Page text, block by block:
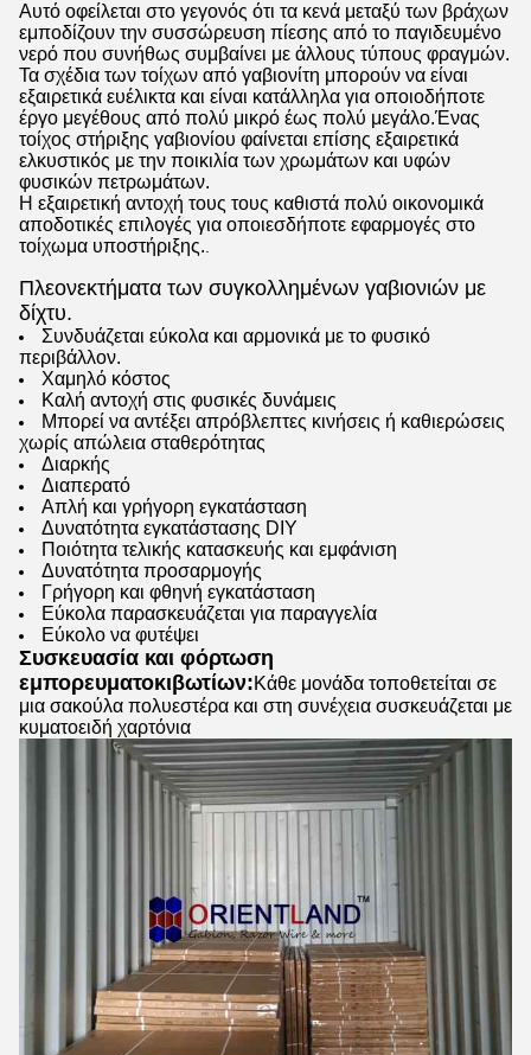
Αυτό οφείλεται στο γεγονός ότι τα κενά μεταξύ των βράχων
εμποδίζουν την συσσώρευση πίεσης από το παγιδευμένο
νερό που συνήθως συμβαίνει με άλλους τύπους φραγμών.
Τα σχέδια των τοίχων από γαβιονίτη μπορούν να είναι
εξαιρετικά ευέλικτα και είναι κατάλληλα για οποιοδήποτε
έργο μεγέθους από πολύ μικρό έως πολύ μεγάλο.Ένας
τοίχος στήριξης γαβιονίου φαίνεται επίσης εξαιρετικά
ελκυστικός με την ποικιλία των χρωμάτων και υφών
φυσικών πετρωμάτων.
Η εξαιρετική αντοχή τους τους καθιστά πολύ οικονομικά
αποδοτικές επιλογές για οποιεσδήποτε εφαρμογές στο
τοίχωμα υποστήριξης.
Πλεονεκτήματα των συγκολλημένων γαβιονιών με
δίχτυ.
Συνδυάζεται εύκολα και αρμονικά με το φυσικό
περιβάλλον.
Χαμηλό κόστος
Καλή αντοχή στις φυσικές δυνάμεις
Μπορεί να αντέξει απρόβλεπτες κινήσεις ή καθιερώσεις
χωρίς απώλεια σταθερότητας
Διαρκής
Διαπερατό
Απλή και γρήγορη εγκατάσταση
Δυνατότητα εγκατάστασης DIY
Ποιότητα τελικής κατασκευής και εμφάνιση
Δυνατότητα προσαρμογής
Γρήγορη και φθηνή εγκατάσταση
Εύκολα παρασκευάζεται για παραγγελία
Εύκολο να φυτέψει
Συσκευασία και φόρτωση
εμπορευματοκιβωτίων:Κάθε μονάδα τοποθετείται σε
μια σακούλα πολυεστέρα και στη συνέχεια συσκευάζεται με
κυματοειδή χαρτόνια